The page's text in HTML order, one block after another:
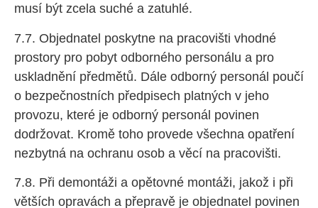
musí být zcela suché a zatuhlé.
7.7. Objednatel poskytne na pracovišti vhodné
prostory pro pobyt odborného personálu a pro
uskladnění předmětů. Dále odborný personál poučí
o bezpečnostních předpisech platných v jeho
provozu, které je odborný personál povinen
dodržovat. Kromě toho provede všechna opatření
nezbytná na ochranu osob a věcí na pracovišti.
7.8. Při demontáži a opětovné montáži, jakož i při
větších opravách a přepravě je objednatel povinen